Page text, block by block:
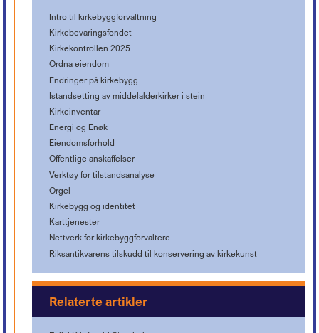
Intro til kirkebyggforvaltning
Kirkebevaringsfondet
Kirkekontrollen 2025
Ordna eiendom
Endringer på kirkebygg
Istandsetting av middelalderkirker i stein
Kirkeinventar
Energi og Enøk
Eiendomsforhold
Offentlige anskaffelser
Verktøy for tilstandsanalyse
Orgel
Kirkebygg og identitet
Karttjenester
Nettverk for kirkebyggforvaltere
Riksantikvarens tilskudd til konservering av kirkekunst
Relaterte artikler